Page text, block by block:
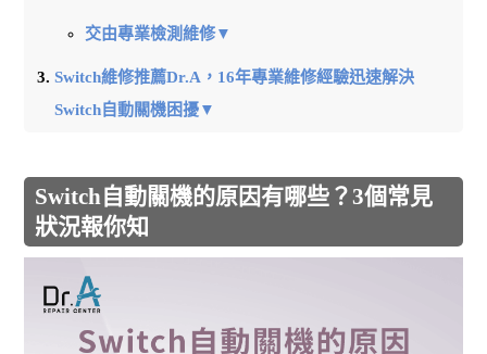
交由專業檢測維修▼
Switch維修推薦Dr.A，16年專業維修經驗迅速解決
Switch自動關機困擾▼
Switch自動關機的原因有哪些？3個常見
狀況報你知